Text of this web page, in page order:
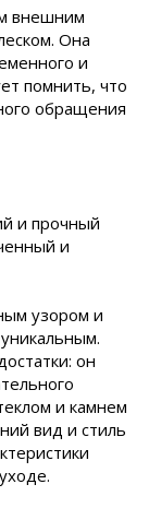
внешним
Она
и
помнить, что
обращения
и прочный
и
узором и
он
и камнем
вид и стиль